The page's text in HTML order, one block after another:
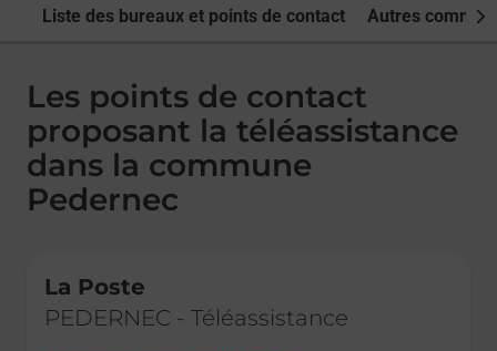
Liste des bureaux et points de contact Autres
Les points de contact
proposant la téléassistance
dans la commune
Pedernec
La Poste
PEDERNEC - Téléassistance